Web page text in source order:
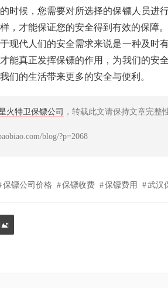
时候，您需要对所选择的保镖人员进
，才能保证您的安全得到有效的保障。
现代人们的安全需求来说是一种及时
能真正发挥保镖的作用，为我们的安
们的生活带来更多的安全与便利。
火特卫保镖公司
，转载此文请保持文章完整
blog/?p=2068
保镖公司价格 保镖收费 保镖费用 武汉